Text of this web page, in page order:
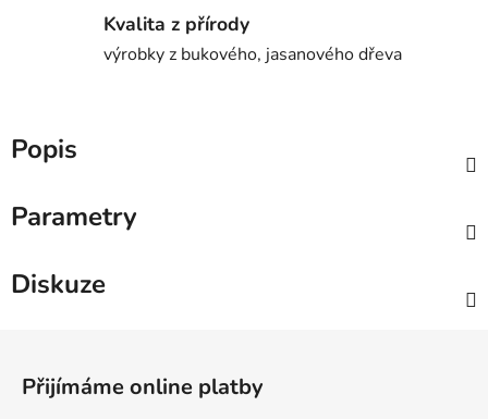
Kvalita z přírody
výrobky z bukového, jasanového dřeva
Popis
Parametry
Diskuze
Přijímáme online platby